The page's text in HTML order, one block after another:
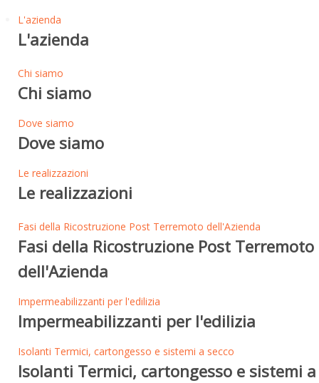
L'azienda
L'azienda
Chi siamo
Chi siamo
Dove siamo
Dove siamo
Le realizzazioni
Le realizzazioni
Fasi della Ricostruzione Post Terremoto dell'Azienda
Fasi della Ricostruzione Post Terremoto
dell'Azienda
Impermeabilizzanti per l'edilizia
Impermeabilizzanti per l'edilizia
Isolanti Termici, cartongesso e sistemi a secco
Isolanti Termici, cartongesso e sistemi a